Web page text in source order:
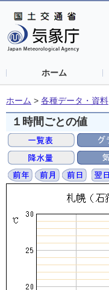
ホーム
ホーム > 各種データ・資料
１時間ごとの値